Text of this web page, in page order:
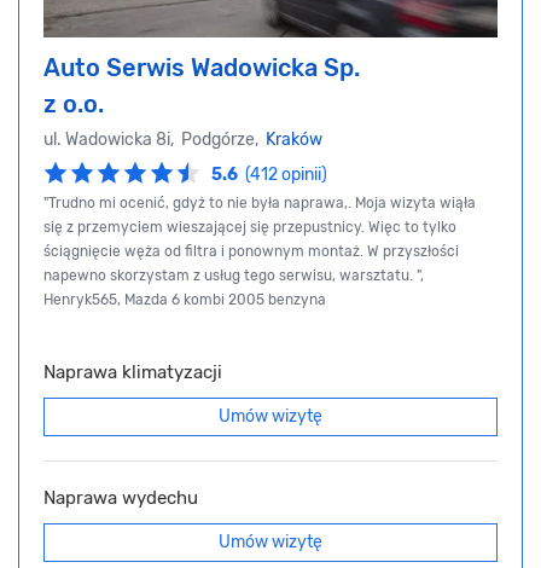
Auto Serwis Wadowicka Sp.
z o.o.
ul. Wadowicka 8i, Podgórze, Kraków
5.6 (412 opinii)
"Trudno mi ocenić, gdyż to nie była naprawa,. Moja wizyta wiąła
się z przemyciem wieszającej się przepustnicy. Więc to tylko
ściągnięcie węża od filtra i ponownym montaż. W przyszłości
napewno skorzystam z usług tego serwisu, warsztatu. ",
Henryk565, Mazda 6 kombi 2005 benzyna
Naprawa klimatyzacji
Umów wizytę
Naprawa wydechu
Umów wizytę